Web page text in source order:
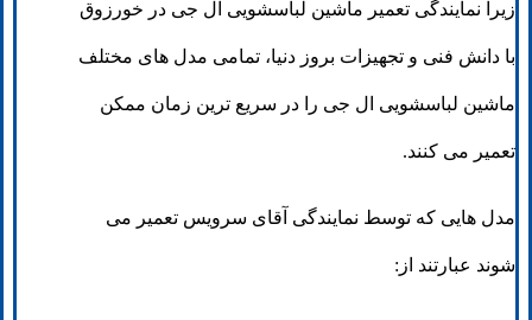
زیرا نمایندگی تعمیر ماشین لباسشویی ال جی در خورزوق
با دانش فنی و تجهیزات بروز دنیا، تمامی مدل های مختلف
ماشین لباسشویی ال جی را در سریع ترین زمان ممکن
تعمیر می کنند.
مدل هایی که توسط نمایندگی آقای سرویس تعمیر می
شوند عبارتند از: